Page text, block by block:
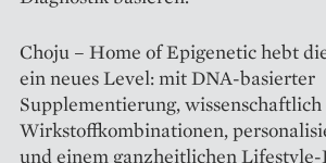
Choju – Home of Epigenetic hebt
ein neues Level: mit DNA-basierter
Supplementierung,
Wirkstoffkombinationen,
und einem ganzheitlichen